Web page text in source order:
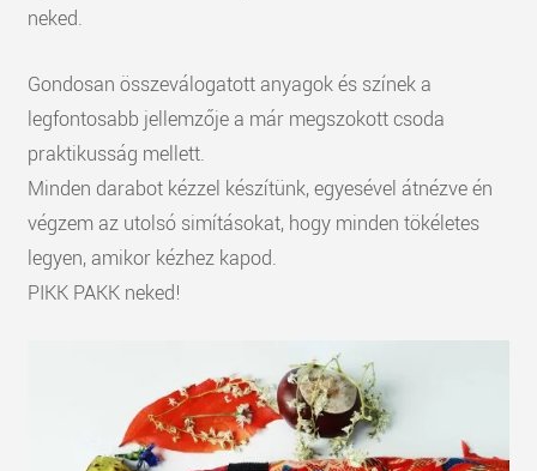
neked.
Gondosan összeválogatott anyagok és színek a
legfontosabb jellemzője a már megszokott csoda
praktikusság mellett.
Minden darabot kézzel készítünk, egyesével átnézve én
végzem az utolsó simításokat, hogy minden tökéletes
legyen, amikor kézhez kapod.
PIKK PAKK neked!